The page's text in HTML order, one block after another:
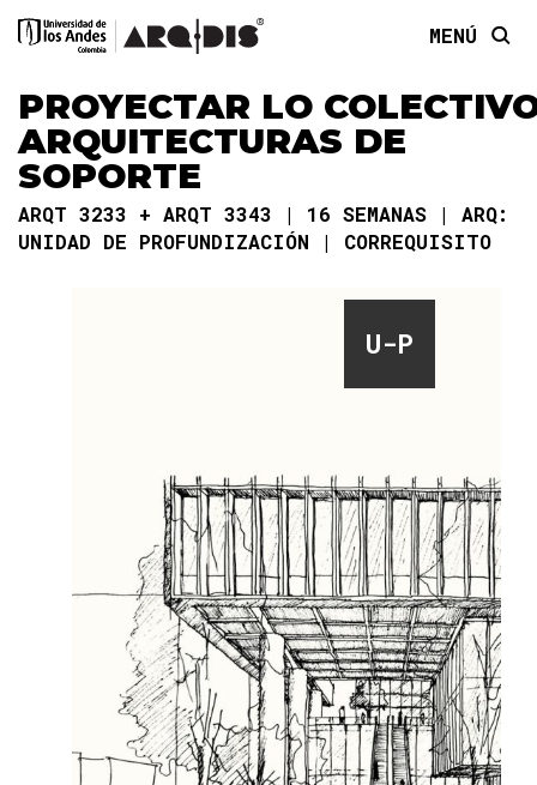
MENÚ
PROYECTAR LO
ARQUITECTURAS DE
SOPORTE
ARQT 3233 + ARQT 3343 16 SEMANAS
ARQ:
UNIDAD DE PROFUNDIZACIÓN
CORREQUISITO
U-P